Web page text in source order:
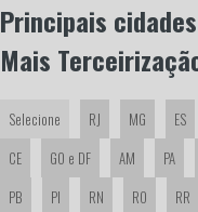
Principais
Mais
Selecione RJ MG ES
CE
GO e DF AM PA
PB
PI RN RO RR